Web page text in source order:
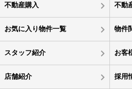
不動産購入 不動
お気に入り物件一覧 物件
スタッフ紹介 お客
店舗紹介 採用